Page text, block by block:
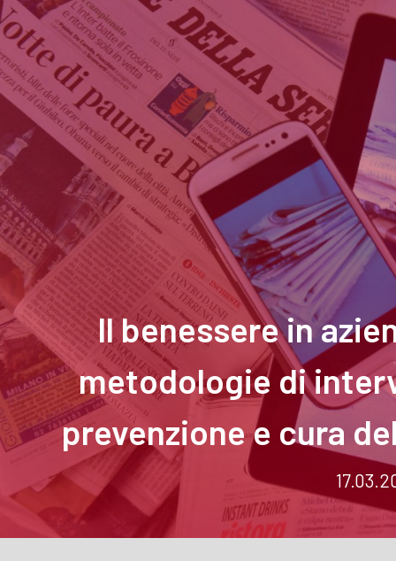
Il benessere in
metodologie di
prevenzione e cura